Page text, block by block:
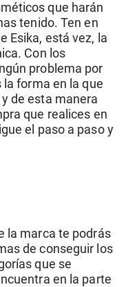
que harán
tenido. Ten en
Esika, está vez, la
Con los
problema por
la forma en la que
de esta manera
que realices en
el paso a paso y
la marca te podrás
de conseguir los
que se
en la parte